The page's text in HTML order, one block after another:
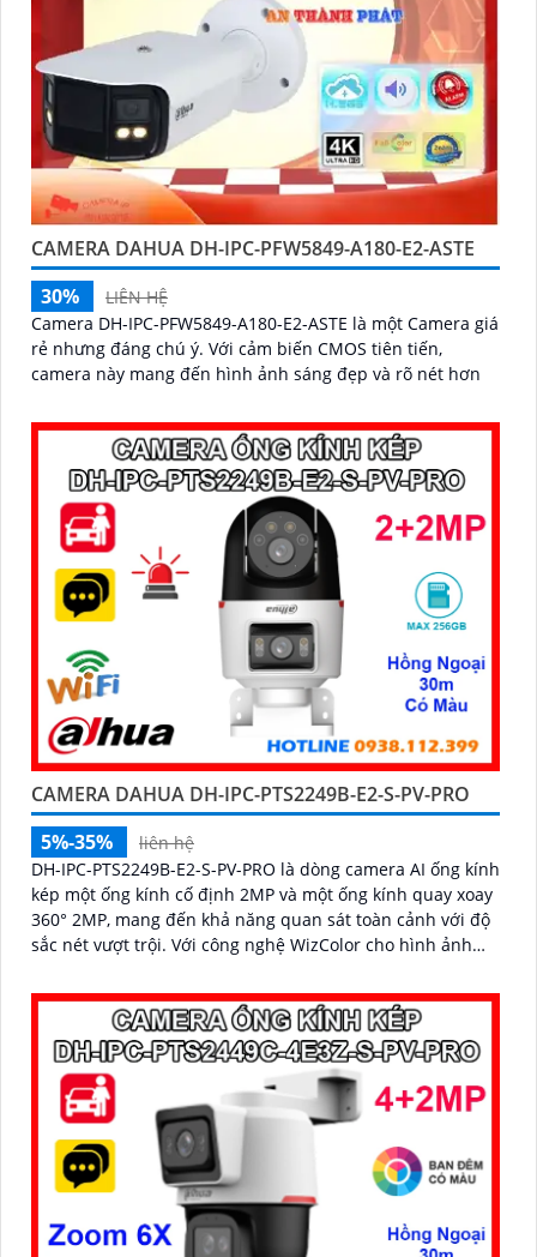
CAMERA DAHUA DH-IPC-PFW5849-A180-E2-ASTE
30%
LIÊN HỆ
Camera DH-IPC-PFW5849-A180-E2-ASTE là một Camera giá
rẻ nhưng đáng chú ý. Với cảm biến CMOS tiên tiến,
camera này mang đến hình ảnh sáng đẹp và rõ nét hơn
CAMERA DAHUA DH-IPC-PTS2249B-E2-S-PV-PRO
5%-35%
liên hệ
DH-IPC-PTS2249B-E2-S-PV-PRO là dòng camera AI ống kính
kép một ống kính cố định 2MP và một ống kính quay xoay
360° 2MP, mang đến khả năng quan sát toàn cảnh với độ
sắc nét vượt trội. Với công nghệ WizColor cho hình ảnh
chiều, phát hiện chính xác người và phương tiện, cùng
khả năng lưu trữ qua khe cắm thẻ nhớ 256GB chuẩn IP66